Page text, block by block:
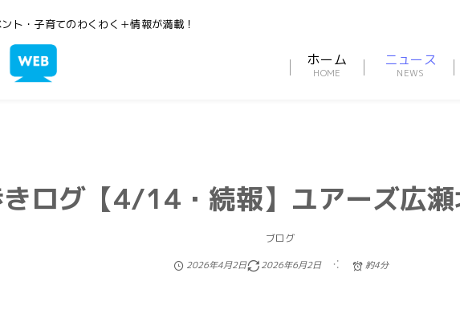
ト・子育てのわくわく＋情報が満載！
ホーム ニュース
ログ【4/14・続報】ユアーズ広
ブログ
2026年4月2日 2026年6月2日 約4分